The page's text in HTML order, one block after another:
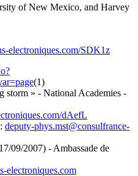
of New Mexico, and Harvey
electroniques.com/SDK1z
(1)
storm » - National Academies -
dAefL
deputy-phys.mst@consulfrance-
09/2007) - Ambassade de
electroniques.com